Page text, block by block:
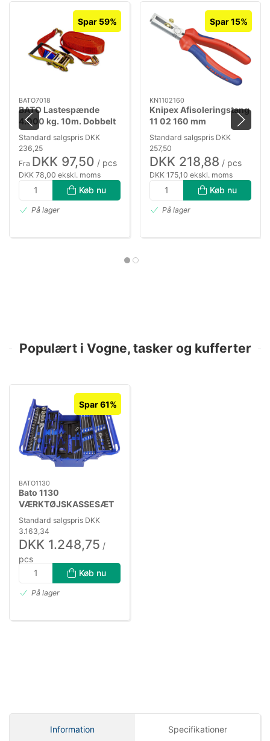
Spar 59%
BATO7018
BATO Lastespænde
4.000 kg. 10m. Dobbelt
J-Krog.
Standard salgspris DKK
236,25
Fra DKK 97,50 / pcs
DKK 78,00 ekskl. moms
Køb nu
På lager
Spar 15%
KN1102160
Knipex Afisoleringstang
11 02 160 mm
Standard salgspris DKK
257,50
DKK 218,88 / pcs
DKK 175,10 ekskl. moms
Køb nu
På lager
Populært i Vogne, tasker og kufferter
Spar 61%
BATO1130
Bato 1130
VÆRKTØJSKASSESÆT
75 DELE
Standard salgspris DKK
3.163,34
DKK 1.248,75 /
pcs
DKK 999,00 ekskl. moms
Køb nu
På lager
Information Specifikationer